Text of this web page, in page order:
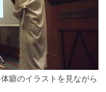
癖のイラストを見ながら